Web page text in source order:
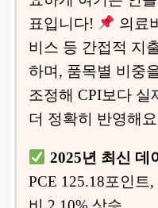
표입니다!
의료
비스 등 간접적 지
하며, 품목별 비중
조정해 CPI보다 실
더 정확히 반영해
2025년 최신 데
PCE 125.18포인트